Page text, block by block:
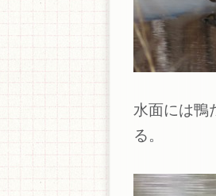
水面には鴨
る。